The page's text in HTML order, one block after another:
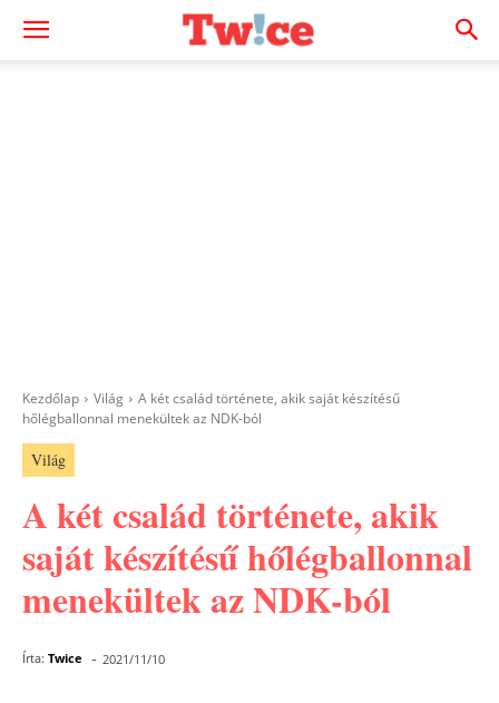
Kezdőlap Világ
A két család története, akik saját készítésű
hőlégballonnal menekültek az NDK-ból
Világ
A két család története, akik
saját készítésű hőlégballonnal
menekültek az NDK-ból
Írta: Twice - 2021/11/10